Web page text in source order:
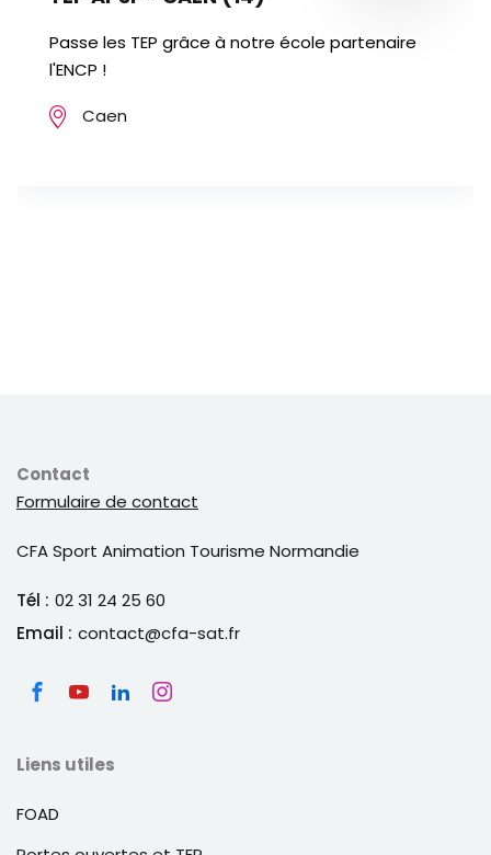
Passe les TEP grâce à notre école partenaire
l'ENCP !
Caen
Contact
Formulaire de contact
CFA Sport Animation Tourisme Normandie
Tél : 02 31 24 25 60
Email : contact@cfa-sat.fr
Liens utiles
FOAD